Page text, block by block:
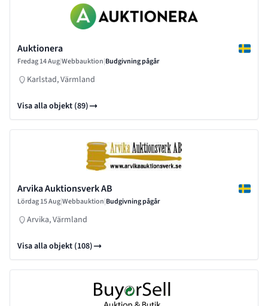
Auktionera
Fredag 14 Aug|Webbauktion|Budgivning pågår
Karlstad, Värmland
Visa alla objekt (89)
Arvika Auktionsverk AB
Lördag 15 Aug|Webbauktion|Budgivning pågår
Arvika, Värmland
Visa alla objekt (108)